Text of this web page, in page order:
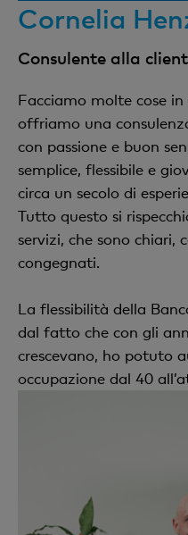
Cornelia
Consulente alla
Facciamo molte cose
offriamo una
con passione e buon
semplice, flessibile e
circa un secolo di
Tutto questo si
servizi, che sono chiari,
congegnati.
La flessibilità della
dal fatto che con gli
crescevano, ho potuto
occupazione dal 40